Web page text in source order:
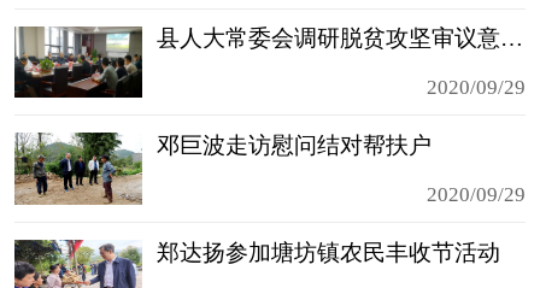
县人大常委会调研脱贫攻坚审议意见落实情况
2020/09/29
邓巨波走访慰问结对帮扶户
2020/09/29
郑达扬参加塘坊镇农民丰收节活动